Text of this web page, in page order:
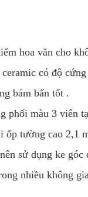
hoa văn cho
có độ
bám bẩn tốt .
màu 3 viên
tường cao 2,1 m
sử dụng ke góc
nhiều không